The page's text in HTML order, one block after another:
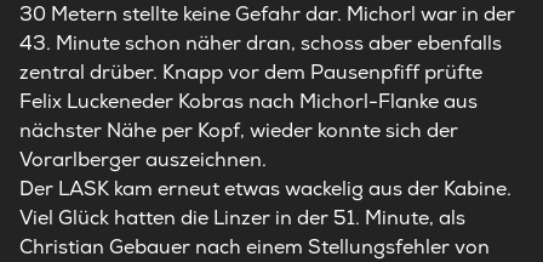
30 Metern stellte keine Gefahr dar. Michorl war in der
43. Minute schon näher dran, schoss aber ebenfalls
zentral drüber. Knapp vor dem Pausenpfiff prüfte
Felix Luckeneder Kobras nach Michorl-Flanke aus
nächster Nähe per Kopf, wieder konnte sich der
Vorarlberger auszeichnen.
Der LASK kam erneut etwas wackelig aus der Kabine.
Viel Glück hatten die Linzer in der 51. Minute, als
Christian Gebauer nach einem Stellungsfehler von